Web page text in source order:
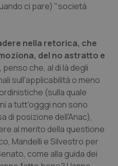
ci pare) "società
nella retorica, che
del no astratto e
penso che, al di là degli
sull'applicabilità o meno
(sulla quale
a tutt'ogggi non sono
di posizione dell'Anac),
al merito della questione
Mandelli e Silvestro per
come alla guida dei
CookieScript
www.quotidianosanita.it